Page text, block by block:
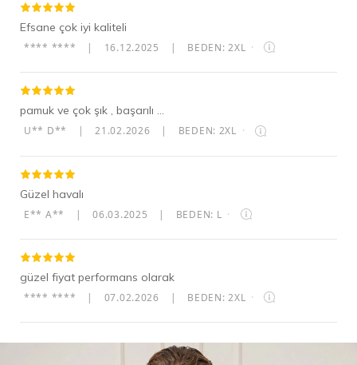
Efsane çok iyi kaliteli
**** **** | 16.12.2025 | BEDEN: 2XL ·
pamuk ve çok şık , başarılı ...
U** D** | 21.02.2026 | BEDEN: 2XL ·
Güzel havalı
E** A** | 06.03.2025 | BEDEN: L ·
güzel fiyat performans olarak
**** **** | 07.02.2026 | BEDEN: 2XL ·